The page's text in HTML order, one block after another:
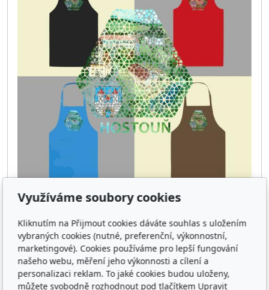
Zástěra HOSTOUŇ · ArtDeco Vitrail ·
O·POHÁDKOVÉ
Zástěra do kuchyně, práce na zahradě, do
kadeřnictví nebo výtvarné činnosti s motivem z
edice OBCE…
Využíváme soubory cookies
Kliknutím na Přijmout cookies dáváte souhlas s uložením
vybraných cookies (nutné, preferenční, výkonnostní,
marketingové). Cookies používáme pro lepší fungování
našeho webu, měření jeho výkonnosti a cílení a
personalizaci reklam. To jaké cookies budou uloženy,
můžete svobodně rozhodnout pod tlačítkem Upravit